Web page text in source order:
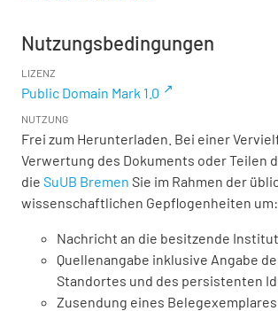
Nutzungsbedingungen
LIZENZ
Public Domain Mark 1.0
NUTZUNG
Frei zum Herunterladen. Bei einer
Verwertung des Dokuments oder Teilen
die SuUB Bremen Sie im Rahmen der
wissenschaftlichen Gepflogenheiten um:
Nachricht an die besitzende
Quellenangabe inklusive Angabe
Standortes und des persistenten
Zusendung eines